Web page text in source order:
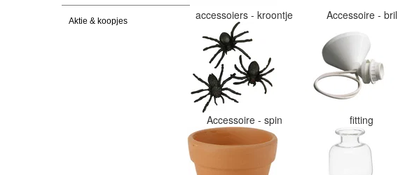
Aktie & koopjes accessoiers - kroontje Accessoire - bril
Accessoire - spin fitting